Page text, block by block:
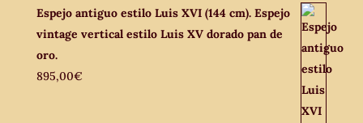
Espejo antiguo estilo Luis XVI (144 cm). Espejo
vintage vertical estilo Luis XV dorado pan de
oro.
895,00€